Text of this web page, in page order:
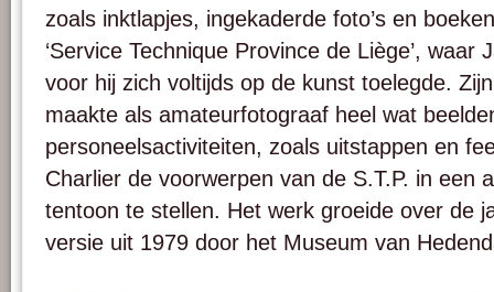
zoals inktlapjes, ingekaderde foto’s en
‘Service Technique Province de Liège’, waar
voor hij zich voltijds op de kunst toelegde.
maakte als amateurfotograaf heel wat
personeelsactiviteiten, zoals uitstappen en
Charlier de voorwerpen van de S.T.P. in een
tentoon te stellen. Het werk groeide over de
versie uit 1979 door het Museum van